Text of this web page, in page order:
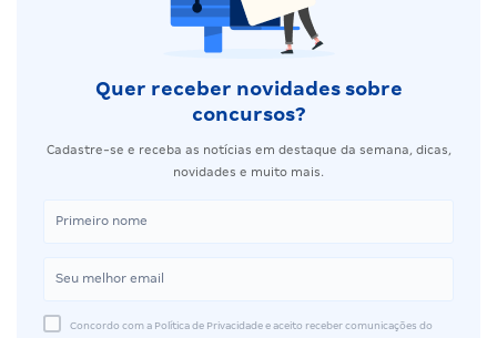
Quer receber novidades sobre
concursos?
Cadastre-se e receba as notícias em destaque da semana, dicas,
novidades e muito mais.
Concordo com a Política de Privacidade e aceito receber comunicações do